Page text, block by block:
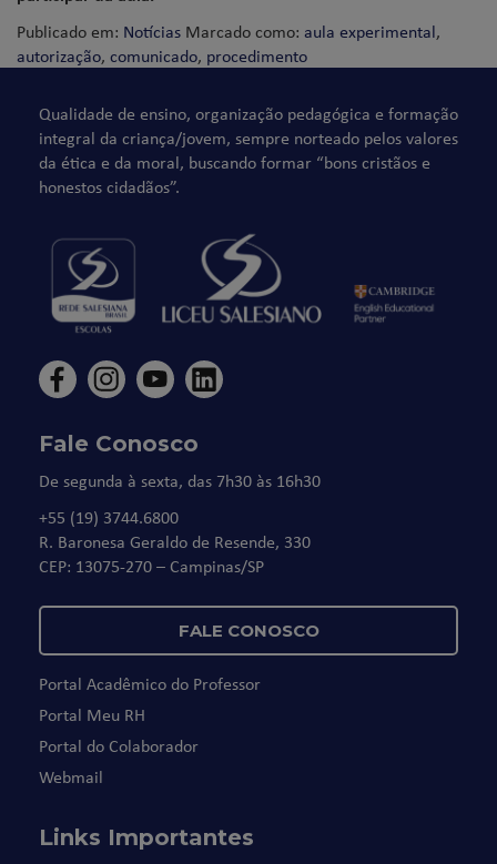
Publicado em: Notícias Marcado como: aula experimental,
autorização, comunicado, procedimento
Qualidade de ensino, organização pedagógica e formação
integral da criança/jovem, sempre norteado pelos valores
da ética e da moral, buscando formar “bons cristãos e
honestos cidadãos”.
Fale Conosco
De segunda à sexta, das 7h30 às 16h30
+55 (19) 3744.6800
R. Baronesa Geraldo de Resende, 330
CEP: 13075-270 – Campinas/SP
FALE CONOSCO
Portal Acadêmico do Professor
Portal Meu RH
Portal do Colaborador
Webmail
Links Importantes